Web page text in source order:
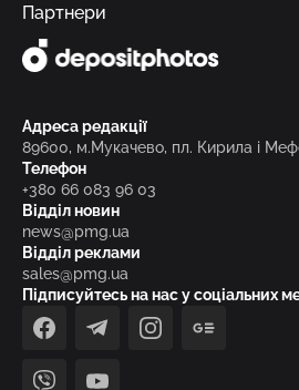
Партнери
Адреса редакції
89600, м.Мукачево, пл. Кирила і
Телефон
+380 66 083 96 03
Відділ новин
news@pmg.ua
Відділ реклами
sales@pmg.ua
Підписуйтесь на нас у соціальних
facebooktelegraminstagramgoogle_news